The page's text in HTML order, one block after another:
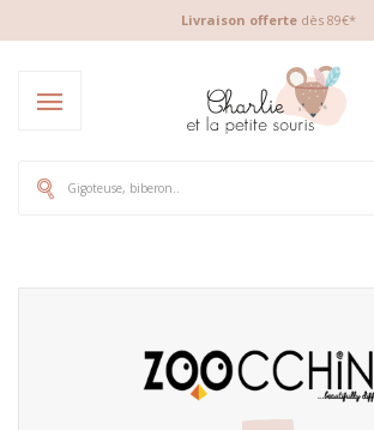
Livraison offerte dès 89€*